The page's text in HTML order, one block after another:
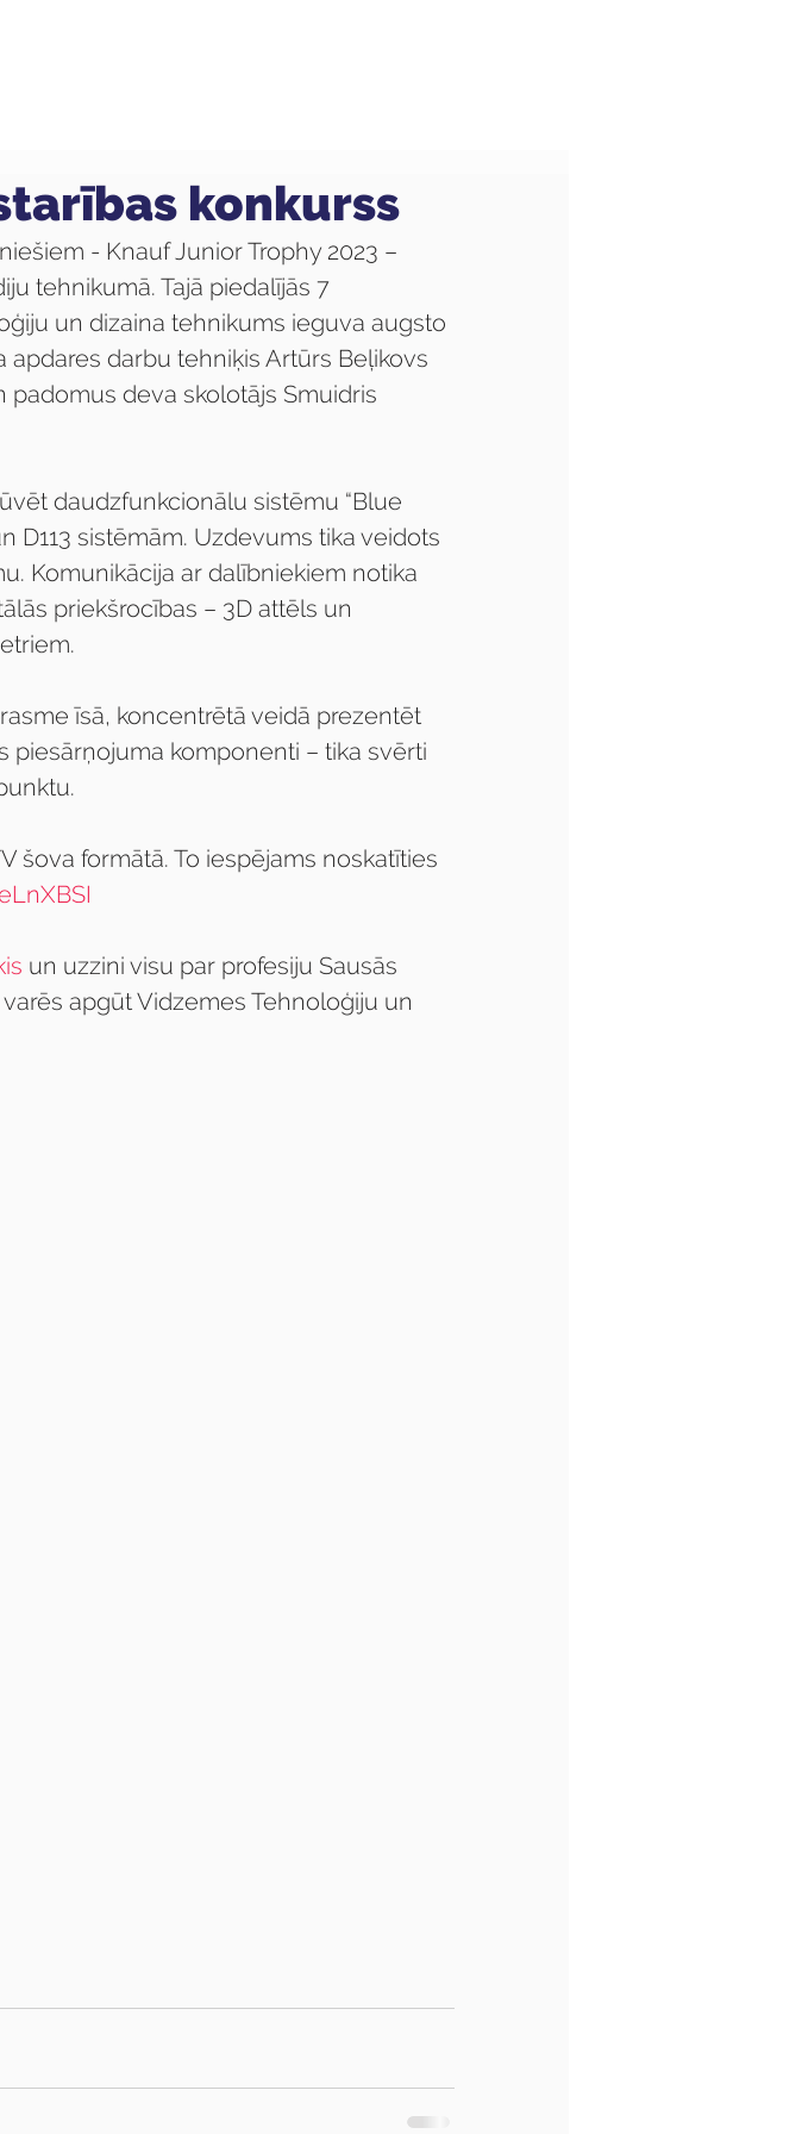
konkurss
- Knauf Junior Trophy 2023 –
tehnikumā. Tajā piedalījās 7
un dizaina tehnikums ieguva augsto
apdares darbu tehniķis Artūrs Beļikovs
padomus deva skolotājs Smuidris
daudzfunkcionālu sistēmu “Blue
D113 sistēmām. Uzdevums tika veidots
Komunikācija ar dalībniekiem notika
priekšrocības – 3D attēls un
īsā, koncentrētā veidā prezentēt
piesārņojuma komponenti – tika svērti
šova formātā. To iespējams noskatīties
un uzzini visu par profesiju Sausās
apgūt Vidzemes Tehnoloģiju un